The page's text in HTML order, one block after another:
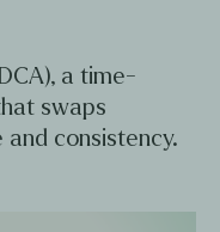
a time-
swaps
consistency.